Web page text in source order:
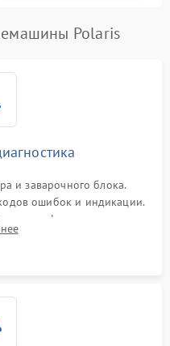
Polaris
и заварочного блока.
ошибок и индикации.
и кофемолки на слух.
воды для выявления